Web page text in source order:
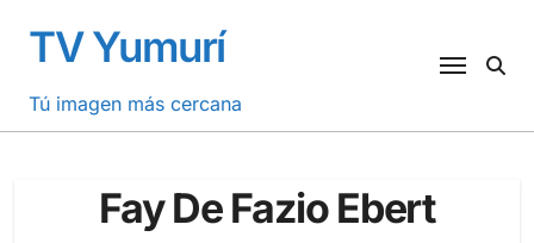
contenido
TV Yumurí
Tú imagen más cercana
Fay De Fazio Ebert